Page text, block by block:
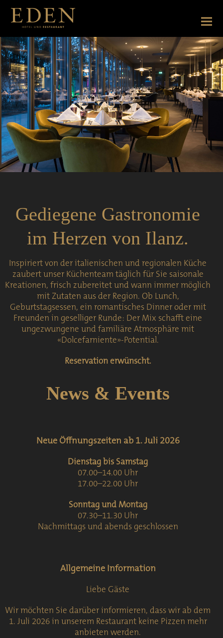
Gediegene Gastronomie
im Herzen von Ilanz.
Inspiriert von der italienischen und regionalen Küche
zaubert unser Küchenteam täglich für Sie saisonale
Kreationen, frisch zubereitet und wann immer möglich
mit Zutaten aus der Region. Ob Lunch,
Geburtstagsessen, ein romantisches Dinner oder mit
Freunden in geselliger Runde: Der Mix schafft eine
ungezwungene und familiäre Atmosphäre mit
«Dolcefarniente»-Potential.
Reservation erwünscht.
News & Events
Neue Öffnungszeiten ab 1. Juli 2026
Dienstag bis Samstag
07.00–14.00 Uhr
17.00–22.00 Uhr
Sonntag und Montag
07.30–11.30 Uhr
Nachmittags und abends geschlossen
Allgemeine Information
Liebe Gäste
Wir möchten Sie darüber informieren, dass wir ab dem
1. Juli 2026 in unserem Restaurant keine Pizzen mehr
anbieten werden.